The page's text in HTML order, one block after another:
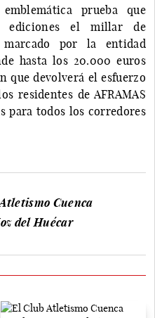
prueba que
ediciones el millar de
por la entidad
hasta los 20.000 euros
que devolverá el esfuerzo
residentes de AFRAMAS
para todos los corredores
Cuenca
del Huécar